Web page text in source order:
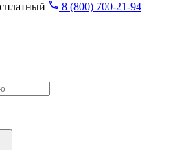
8 (800) 700-21-94